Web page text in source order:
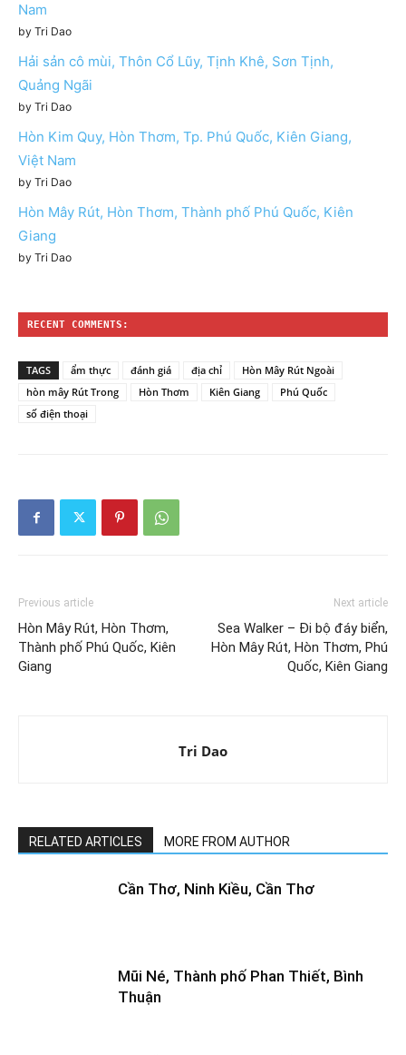
Nam
by Tri Dao
Hải sản cô mùi, Thôn Cổ Lũy, Tịnh Khê, Sơn Tịnh,
Quảng Ngãi
by Tri Dao
Hòn Kim Quy, Hòn Thơm, Tp. Phú Quốc, Kiên Giang,
Việt Nam
by Tri Dao
Hòn Mây Rút, Hòn Thơm, Thành phố Phú Quốc, Kiên
Giang
by Tri Dao
RECENT COMMENTS:
TAGS ẩm thực đánh giá địa chỉ
Hòn Mây Rút Ngoài
hòn mây Rút Trong
Hòn Thơm Kiên Giang
Phú Quốc
số điện thoại
Previous article
Hòn Mây Rút, Hòn Thơm,
Thành phố Phú Quốc, Kiên
Giang
Next article
Sea Walker – Đi bộ đáy biển,
Hòn Mây Rút, Hòn Thơm, Phú
Quốc, Kiên Giang
Tri Dao
RELATED ARTICLES MORE FROM AUTHOR
Cần Thơ, Ninh Kiều, Cần Thơ
Mũi Né, Thành phố Phan Thiết, Bình
Thuận